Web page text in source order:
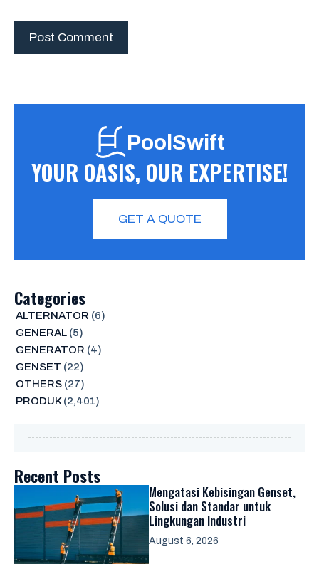
PoolSwift
YOUR OASIS, OUR EXPERTISE!
GET A QUOTE
Categories
ALTERNATOR (6)
GENERAL(5)
GENERATOR (4)
GENSET (22)
OTHERS(27)
PRODUK(2,401)
Recent Posts
Mengatasi Kebisingan Genset,
Solusi dan Standar untuk
Lingkungan Industri
August 6, 2026